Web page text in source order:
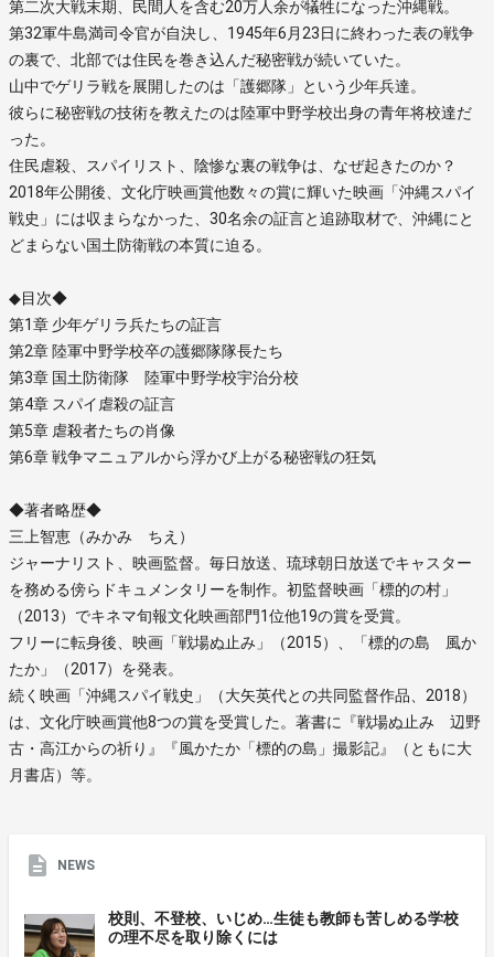
第二次大戦末期、民間人を含む20万人余が犠牲になった沖縄戦。
第32軍牛島満司令官が自決し、1945年6月23日に終わった表の戦争
の裏で、北部では住民を巻き込んだ秘密戦が続いていた。
山中でゲリラ戦を展開したのは「護郷隊」という少年兵達。
彼らに秘密戦の技術を教えたのは陸軍中野学校出身の青年将校達だ
った。
住民虐殺、スパイリスト、陰惨な裏の戦争は、なぜ起きたのか？
2018年公開後、文化庁映画賞他数々の賞に輝いた映画「沖縄スパイ
戦史」には収まらなかった、30名余の証言と追跡取材で、沖縄にと
どまらない国土防衛戦の本質に迫る。
◆目次◆
第1章 少年ゲリラ兵たちの証言
第2章 陸軍中野学校卒の護郷隊隊長たち
第3章 国土防衛隊 陸軍中野学校宇治分校
第4章 スパイ虐殺の証言
第5章 虐殺者たちの肖像
第6章 戦争マニュアルから浮かび上がる秘密戦の狂気
◆著者略歴◆
三上智恵（みかみ ちえ）
ジャーナリスト、映画監督。毎日放送、琉球朝日放送でキャスター
を務める傍らドキュメンタリーを制作。初監督映画「標的の村」
（2013）でキネマ旬報文化映画部門1位他19の賞を受賞。
フリーに転身後、映画「戦場ぬ止み」（2015）、「標的の島 風か
たか」（2017）を発表。
続く映画「沖縄スパイ戦史」（大矢英代との共同監督作品、2018）
は、文化庁映画賞他8つの賞を受賞した。著書に『戦場ぬ止み 辺野
古・高江からの祈り』『風かたか「標的の島」撮影記』（ともに大
月書店）等。
NEWS
校則、不登校、いじめ…生徒も教師も苦しめる学校
の理不尽を取り除くには